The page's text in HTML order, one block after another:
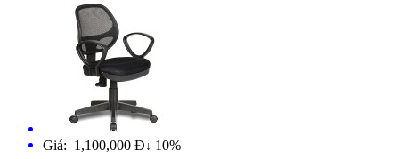
Giá: 1,100,000 Đ ↓ 10%